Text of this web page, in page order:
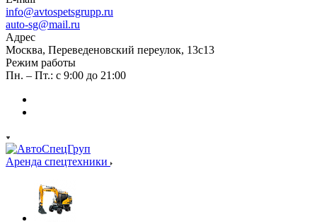
info@avtospetsgrupp.ru
auto-sg@mail.ru
Адрес
Москва, Переведеновский переулок, 13с13
Режим работы
Пн. – Пт.: с 9:00 до 21:00
Аренда спецтехники